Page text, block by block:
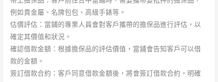
例如貴金屬、名牌包包、高級手錶等。
估價評估：當鋪的專業人員會對客戶攜帶的擔保品進行評估，以
確定其價值和狀況。
確認借款金額：根據擔保品的評估價值，當鋪會告知客戶可以借
款的金額。
簽訂借款合約：客戶同意借款金額後，將會簽訂借款合約，明確